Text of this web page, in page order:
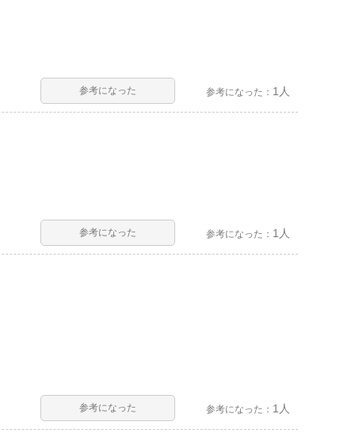
参考になった 参考になった： 1人
参考になった 参考になった： 1人
参考になった 参考になった： 1人